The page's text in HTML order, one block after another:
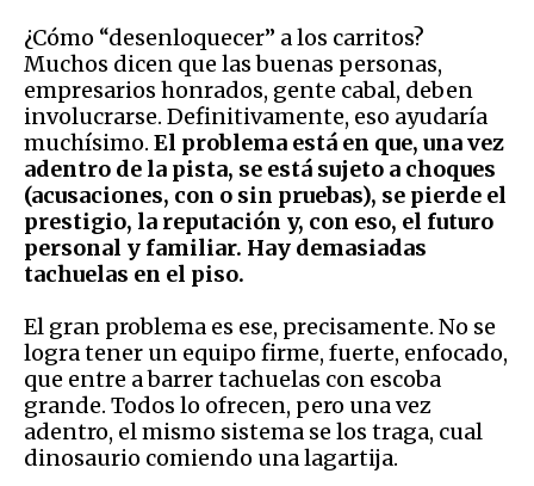
¿Cómo “desenloquecer” a los carritos?
Muchos dicen que las buenas personas,
empresarios honrados, gente cabal, deben
involucrarse. Definitivamente, eso ayudaría
muchísimo. El problema está en que, una vez
adentro de la pista, se está sujeto a choques
(acusaciones, con o sin pruebas), se pierde el
prestigio, la reputación y, con eso, el futuro
personal y familiar. Hay demasiadas
tachuelas en el piso.
El gran problema es ese, precisamente. No se
logra tener un equipo firme, fuerte, enfocado,
que entre a barrer tachuelas con escoba
grande. Todos lo ofrecen, pero una vez
adentro, el mismo sistema se los traga, cual
dinosaurio comiendo una lagartija.